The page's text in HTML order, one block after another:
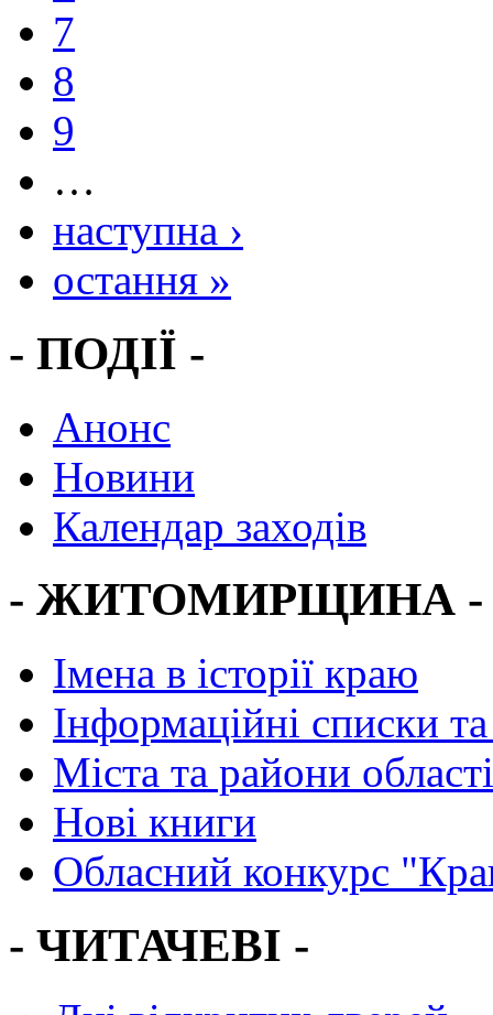
7
8
9
…
наступна ›
остання »
- ПОДІЇ -
Анонс
Новини
Календар заходів
- ЖИТОМИРЩИНА -
Імена в історії краю
Інформаційні списки
Міста та райони області
Нові книги
Обласний конкурс
- ЧИТАЧЕВІ -